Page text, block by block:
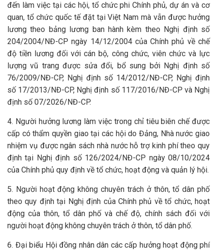
đến làm việc tại các hội, tổ chức phi Chính phủ, dự án và cơ
quan, tổ chức quốc tế đặt tại Việt Nam mà vẫn được hưởng
lương theo bảng lương ban hành kèm theo Nghị định số
204/2004/NĐ-CP ngày 14/12/2004 của Chính phủ về chế
độ tiền lương đối với cán bộ, công chức, viên chức và lực
lượng vũ trang được sửa đổi, bổ sung bởi Nghị định số
76/2009/NĐ-CP, Nghị định số 14/2012/NĐ-CP, Nghị định
số 17/2013/NĐ-CP, Nghị định số 117/2016/NĐ-CP và Nghị
định số 07/2026/NĐ-CP.
4. Người hưởng lương làm việc trong chỉ tiêu biên chế được
cấp có thẩm quyền giao tại các hội do Đảng, Nhà nước giao
nhiệm vụ được ngân sách nhà nước hỗ trợ kinh phí theo quy
định tại Nghị định số 126/2024/NĐ-CP ngày 08/10/2024
của Chính phủ quy định về tổ chức, hoạt động và quản lý hội.
5. Người hoạt động không chuyên trách ở thôn, tổ dân phố
theo quy định tại Nghị định của Chính phủ về tổ chức, hoạt
động của thôn, tổ dân phố và chế độ, chính sách đối với
người hoạt động không chuyên trách ở thôn, tổ dân phố.
6. Đại biểu Hội đồng nhân dân các cấp hưởng hoạt động phí